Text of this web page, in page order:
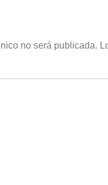
no será publicada.